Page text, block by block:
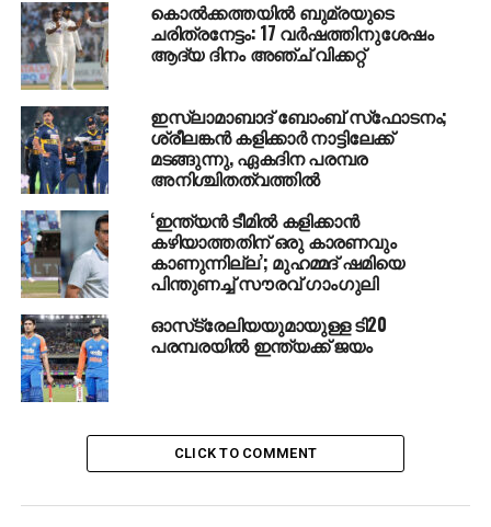
വിജയതീരമണച്ചു.
RELATED TOPICS:
UP NEXT
ഏവരും ഉറ്റുനോക്കുന്ന ലാറ്റിനാമേരിക്കന്‍
ക്ലാസിക് പോരാട്ടം നാളെ
DON'T MISS
കന്നി ഐപിഎല്‍ മത്സരത്തില്‍ താരമായി
മുംബൈയുടെ മലയാളി പയ്യന്‍ വിഘ്‌നേഷ്
കൊല്‍ക്കത്തയില്‍ ബുമ്രയുടെ
ചരിത്രനേട്ടം: 17 വര്‍ഷത്തിനുശേഷം
ആദ്യ ദിനം അഞ്ച് വിക്കറ്റ്
ഇസ്ലാമാബാദ് ബോംബ് സ്‌ഫോടനം;
ശ്രീലങ്കന്‍ കളിക്കാര്‍ നാട്ടിലേക്ക്
മടങ്ങുന്നു, ഏകദിന പരമ്പര
അനിശ്ചിതത്വത്തില്‍
‘ഇന്ത്യന്‍ ടീമില്‍ കളിക്കാന്‍
കഴിയാത്തതിന് ഒരു കാരണവും
കാണുന്നില്ല’; മുഹമ്മദ് ഷമിയെ
പിന്തുണച്ച് സൗരവ് ഗാംഗുലി
ഓസ്‌ട്രേലിയയുമായുള്ള ടി20
പരമ്പരയില്‍ ഇന്ത്യക്ക് ജയം
CLICK TO COMMENT